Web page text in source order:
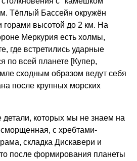
Тёплый Бассейн окружён
высотой до 2 км. На
Меркурия есть холмы,
где встретились ударные
по всей планете [Купер,
сходным образом ведут себя
после крупных морских
которых мы не знаем на
с хребтами-
складка Дискавери и
после формирования планеты